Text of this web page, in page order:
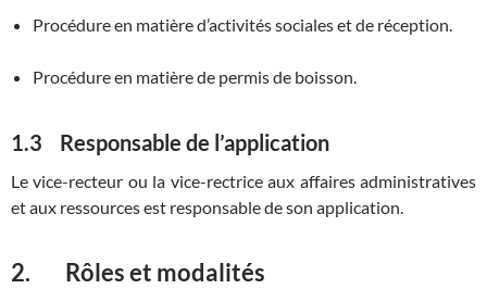
Procédure en matière d’activités sociales et de réception.
Procédure en matière de permis de boisson.
1.3 Responsable de l’application
Le vice-recteur ou la vice-rectrice aux affaires administratives
et aux ressources est responsable de son application.
2. Rôles et modalités